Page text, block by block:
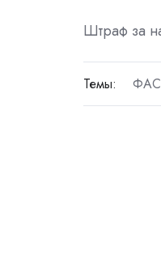
Штраф за
Темы: ФАС